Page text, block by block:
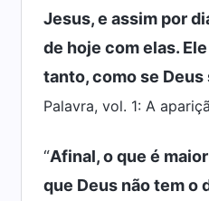
Jesus, e assim por
de hoje com elas.
tanto, como se Deus
Palavra, vol. 1: A
“Afinal, o que é
que Deus não tem o